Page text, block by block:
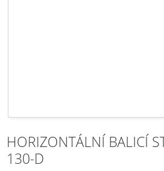
HORIZONTÁLNÍ BALICÍ
130-D